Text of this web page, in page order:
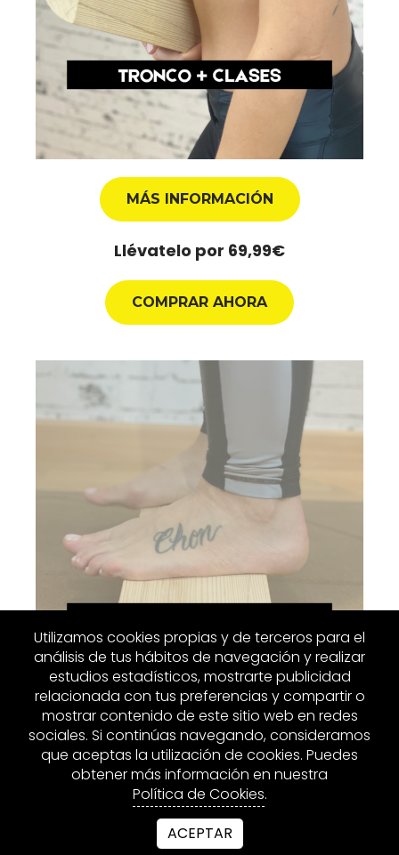
MÁS INFORMACIÓN
Llévatelo por 69,99€
COMPRAR AHORA
MÁS INFORMACIÓN
Llévatelo por 39,99€
COMPRAR AHORA
Utilizamos cookies propias y de terceros para el
análisis de tus hábitos de navegación y realizar
estudios estadísticos, mostrarte publicidad
relacionada con tus preferencias y compartir o
mostrar contenido de este sitio web en redes
sociales. Si continúas navegando, consideramos
que aceptas la utilización de cookies. Puedes
obtener más información en nuestra
Política de Cookies.
ACEPTAR